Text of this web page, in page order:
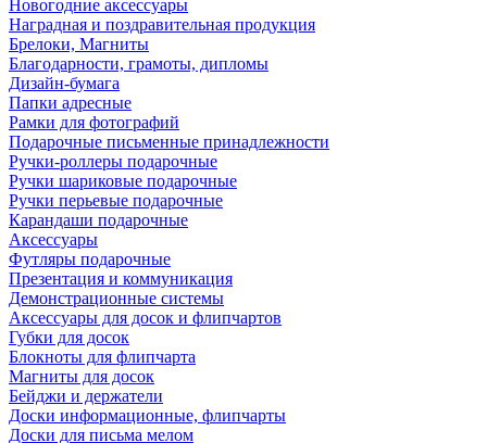
Новогодние аксессуары
Наградная и поздравительная продукция
Брелоки, Магниты
Благодарности, грамоты, дипломы
Дизайн-бумага
Папки адресные
Рамки для фотографий
Подарочные письменные принадлежности
Ручки-роллеры подарочные
Ручки шариковые подарочные
Ручки перьевые подарочные
Карандаши подарочные
Аксессуары
Футляры подарочные
Презентация и коммуникация
Демонстрационные системы
Аксессуары для досок и флипчартов
Губки для досок
Блокноты для флипчарта
Магниты для досок
Бейджи и держатели
Доски информационные, флипчарты
Доски для письма мелом